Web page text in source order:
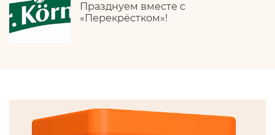
Празднуем вместе с
«Перекрёстком»!